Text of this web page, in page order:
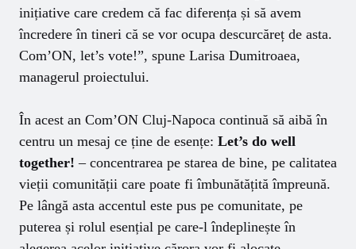
inițiative care credem că fac diferența și să avem
încredere în tineri că se vor ocupa descurcăreț de asta.
Com’ON, let’s vote!”, spune Larisa Dumitroaea,
managerul proiectului.
În acest an Com’ON Cluj-Napoca continuă să aibă în
centru un mesaj ce ține de esențe: Let’s do well
together! – concentrarea pe starea de bine, pe calitatea
vieții comunității care poate fi îmbunătățită împreună.
Pe lângă asta accentul este pus pe comunitate, pe
puterea și rolul esențial pe care-l îndeplinește în